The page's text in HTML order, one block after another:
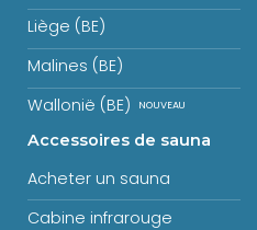
Liège (BE)
Malines (BE)
Wallonië (BE)
Accessoires de sauna
Acheter un sauna
Cabine infrarouge